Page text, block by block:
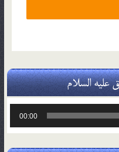
علیه السلام
00:00